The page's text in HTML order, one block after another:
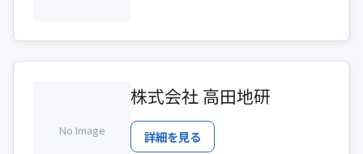
No Image
株式会社 高田地研
詳細を見る